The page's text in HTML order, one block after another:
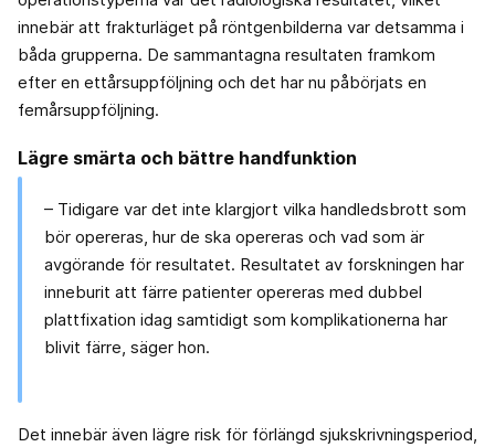
innebär att frakturläget på röntgenbilderna var detsamma i
båda grupperna. De sammantagna resultaten framkom
efter en ettårsuppföljning och det har nu påbörjats en
femårsuppföljning.
Lägre smärta och bättre handfunktion
– Tidigare var det inte klargjort vilka handledsbrott som
bör opereras, hur de ska opereras och vad som är
avgörande för resultatet. Resultatet av forskningen har
inneburit att färre patienter opereras med dubbel
plattfixation idag samtidigt som komplikationerna har
blivit färre, säger hon.
Det innebär även lägre risk för förlängd sjukskrivningsperiod,